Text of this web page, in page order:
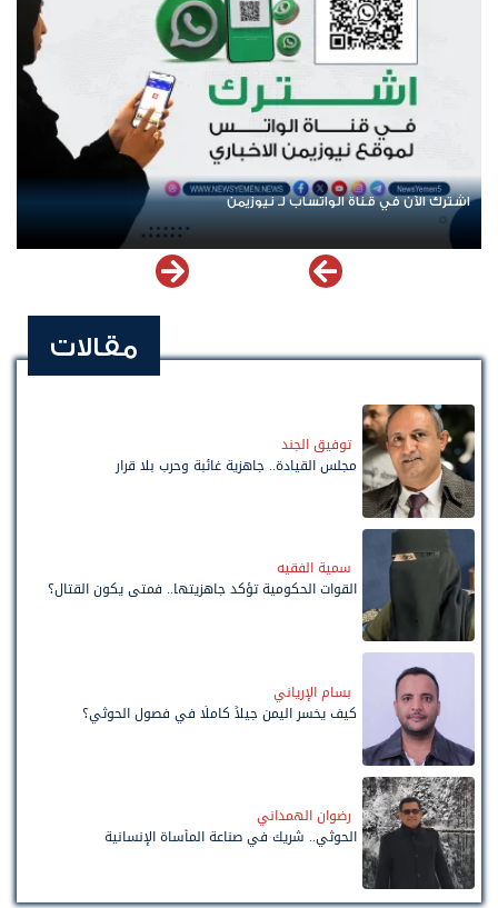
اشترك الآن في قناة الواتساب لـ نيوزيمن
مقالات
توفيق الجند
مجلس القيادة.. جاهزية غائبة وحرب بلا قرار
سمية الفقيه
القوات الحكومية تؤكد جاهزيتها.. فمتى يكون القتال؟
بسام الإرياني
كيف يخسر اليمن جيلاً كاملًا في فصول الحوثي؟
رضوان الهمداني
الحوثي.. شريك في صناعة المأساة الإنسانية